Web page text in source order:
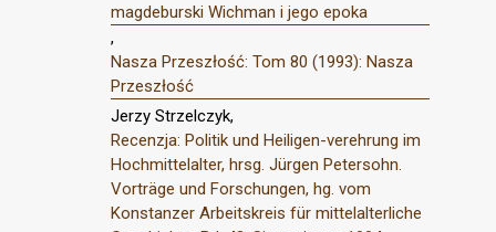
magdeburski Wichman i jego epoka
,
Nasza Przeszłość: Tom 80 (1993): Nasza
Przeszłość
Jerzy Strzelczyk,
Recenzja: Politik und Heiligen-verehrung im
Hochmittelalter, hrsg. Jürgen Petersohn.
Vorträge und Forschungen, hg. vom
Konstanzer Arbeitskreis für mittelalterliche